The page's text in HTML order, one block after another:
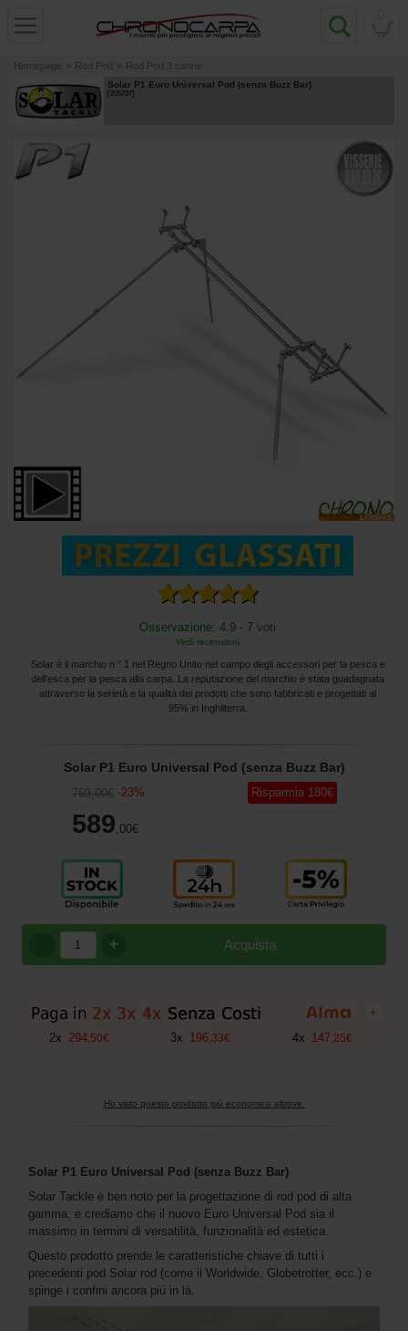
Homepage » Rod Pod » Rod Pod 3 canne
Solar P1 Euro Universal Pod (senza Buzz Bar)
[205737]
Osservazione: 4.9 - 7 voti
Vedi recensioni
Solar è il marchio n ° 1 nel Regno Unito nel campo degli accessori per la pesca e
dell'esca per la pesca alla carpa. La reputazione del marchio è stata guadagnata
attraverso la serietà e la qualità dei prodotti che sono fabbricati e progettati al
95% in Inghilterra.
Solar P1 Euro Universal Pod (senza Buzz Bar)
769,00€ -23%
589 ,00€
Risparmia 180€
Acquista
+
+
2x 294 50€ 3x 196 33€ 4x 147 25€
Ho visto questo prodotto più economico altrove.
Solar P1 Euro Universal Pod (senza Buzz Bar)
Solar Tackle è ben noto per la progettazione di rod pod di alta
gamma, e crediamo che il nuovo Euro Universal Pod sia il
massimo in termini di versatilità, funzionalità ed estetica.
Questo prodotto prende le caratteristiche chiave di tutti i
precedenti pod Solar rod (come il Worldwide, Globetrotter, ecc.) e
spinge i confini ancora più in là.